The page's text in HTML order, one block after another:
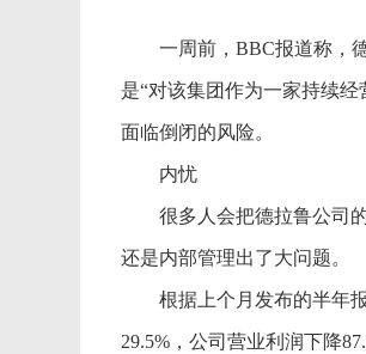
一周前，BBC报道称，德
是“对该集团作为一家持续
面临倒闭的风险。
内忧
很多人会把德拉鲁公司的
还是内部管理出了大问题。
根据上个月发布的半年报
29.5%，公司营业利润下降